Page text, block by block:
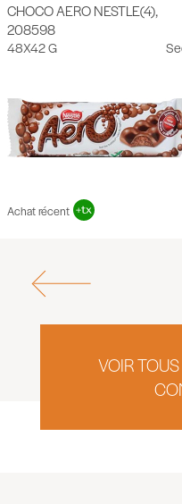
CHOCO AERO NESTLE(4),
208598
48X42 G
Achat récent
VOIR